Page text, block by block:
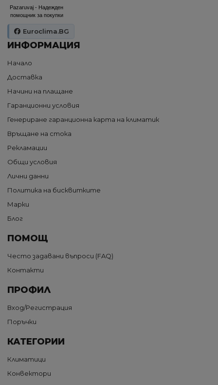
Pazaruvaj - Надежден
помощник за покупки
Euroclima.BG
ИНФОРМАЦИЯ
Начало
Доставка
Начини на плащане
Гаранционни условия
Генериране гаранционна карта на климатик
Връщане на стока
Рекламации
Общи условия
Лични данни
Политика на бисквитките
Марки
Блог
ПОМОЩ
Често задавани въпроси (FAQ)
Контакти
ПРОФИЛ
Вход/Регистрация
Поръчки
КАТЕГОРИИ
Климатици
Конвектори